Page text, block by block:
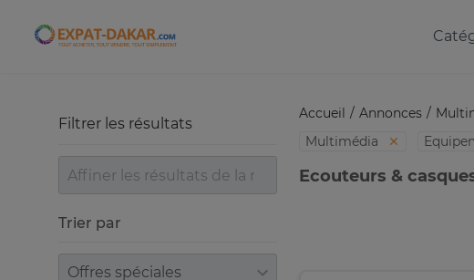
Expat-Dakar
Accueil Annonces
Multimédia
Ecouteurs &
Filtrer les résultats
Trier par
Trier par